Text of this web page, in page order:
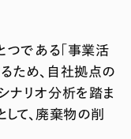
つである「事業活
ため、自社拠点の
ナリオ分析を踏ま
て、廃棄物の削